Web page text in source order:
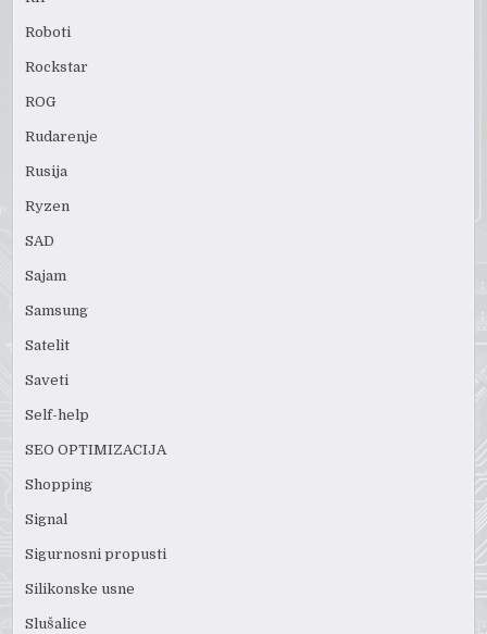
Roboti
Rockstar
ROG
Rudarenje
Rusija
Ryzen
SAD
Sajam
Samsung
Satelit
Saveti
Self-help
SEO OPTIMIZACIJA
Shopping
Signal
Sigurnosni propusti
Silikonske usne
Slušalice